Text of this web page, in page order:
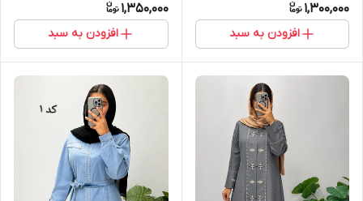
1,300,000
افزودن به سبد
1,350,000
افزودن به سبد